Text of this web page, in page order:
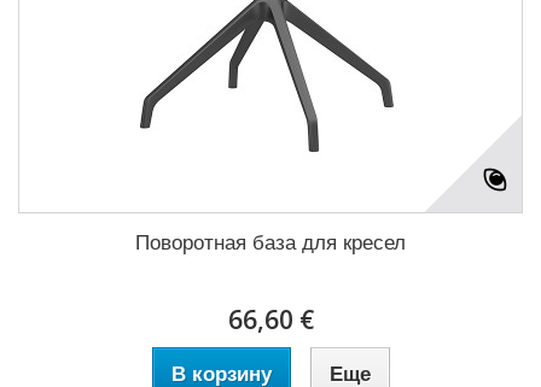
Поворотная база для кресел
66,60 €
В корзину Еще